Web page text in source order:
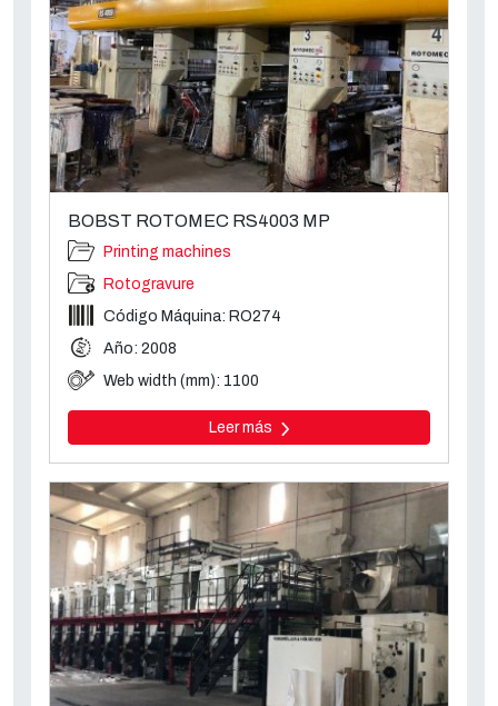
BOBST ROTOMEC RS4003 MP
Printing machines
Rotogravure
Código Máquina: RO274
Año: 2008
Web width (mm): 1100
Leer más